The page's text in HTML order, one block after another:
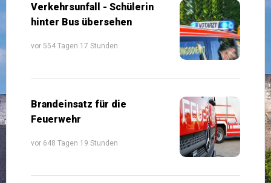
Verkehrsunfall - Schülerin
hinter Bus übersehen
vor 554 Tagen 17 Stunden
Brandeinsatz für die
Feuerwehr
vor 648 Tagen 19 Stunden